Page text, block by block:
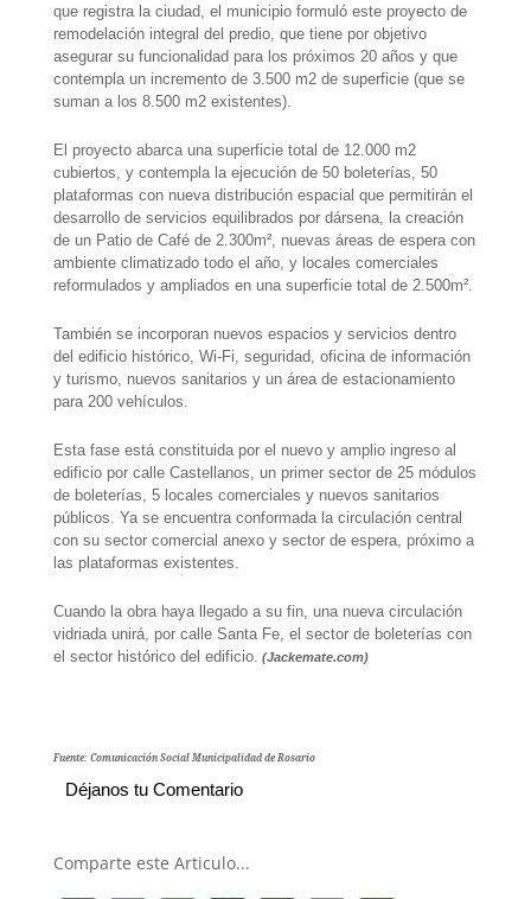
que registra la ciudad, el municipio formuló este proyecto de
remodelación integral del predio, que tiene por objetivo
asegurar su funcionalidad para los próximos 20 años y que
contempla un incremento de 3.500 m2 de superficie (que se
suman a los 8.500 m2 existentes).
El proyecto abarca una superficie total de 12.000 m2
cubiertos, y contempla la ejecución de 50 boleterías, 50
plataformas con nueva distribución espacial que permitirán el
desarrollo de servicios equilibrados por dársena, la creación
de un Patio de Café de 2.300m², nuevas áreas de espera con
ambiente climatizado todo el año, y locales comerciales
reformulados y ampliados en una superficie total de 2.500m².
También se incorporan nuevos espacios y servicios dentro
del edificio histórico, Wi-Fi, seguridad, oficina de información
y turismo, nuevos sanitarios y un área de estacionamiento
para 200 vehículos.
Esta fase está constituida por el nuevo y amplio ingreso al
edificio por calle Castellanos, un primer sector de 25 módulos
de boleterías, 5 locales comerciales y nuevos sanitarios
públicos. Ya se encuentra conformada la circulación central
con su sector comercial anexo y sector de espera, próximo a
las plataformas existentes.
Cuando la obra haya llegado a su fin, una nueva circulación
vidriada unirá, por calle Santa Fe, el sector de boleterías con
el sector histórico del edificio. (Jackemate.com)
Fuente: Comunicación Social Municipalidad de Rosario
Déjanos tu Comentario
Comparte este Articulo...